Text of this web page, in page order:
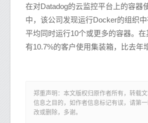
在对Datadog的云监控平台上的容器
中，该公司发现运行Docker的组织
平均同时运行10个或更多的容器。
有10.7%的客户使用集装箱，比去年
郑重声明：本文版权归原作者所有，转载
信息之目的，如作者信息标记有误，请第
改或删除，多谢。